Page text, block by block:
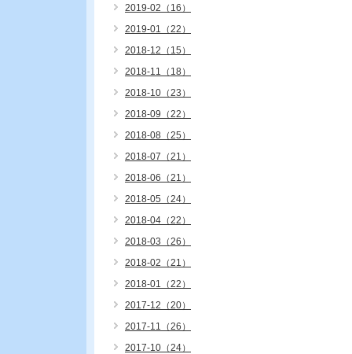
2019-02（16）
2019-01（22）
2018-12（15）
2018-11（18）
2018-10（23）
2018-09（22）
2018-08（25）
2018-07（21）
2018-06（21）
2018-05（24）
2018-04（22）
2018-03（26）
2018-02（21）
2018-01（22）
2017-12（20）
2017-11（26）
2017-10（24）